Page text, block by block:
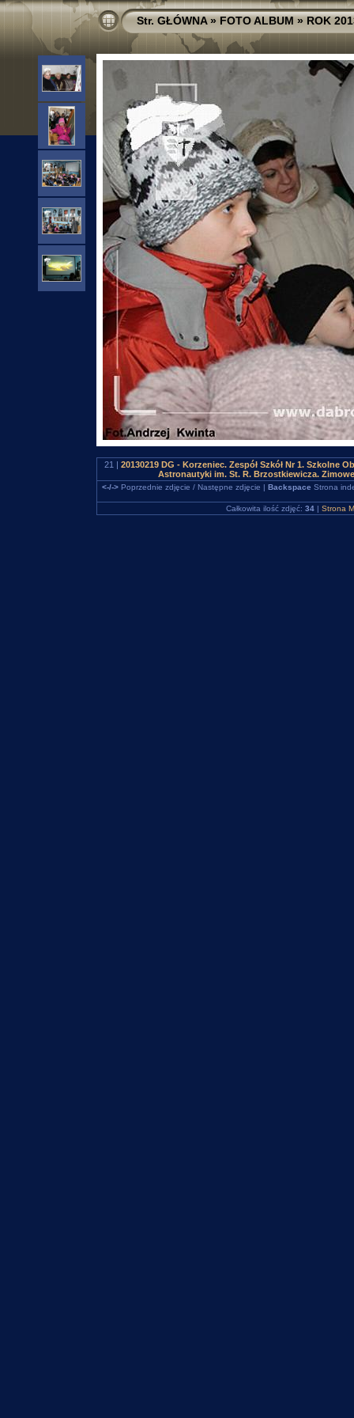
Str. GŁÓWNA»FOTO ALBUM»ROK
21 | 20130219 DG - Korzeniec. Zespół Szkół Nr 1.
Astronautyki im. St. R. Brzostkiewicza.
<-/->Poprzednie zdjęcie / Następne zdjęcie | Backspace Strona
Całkowita ilość zdjęć: 34 | Strona